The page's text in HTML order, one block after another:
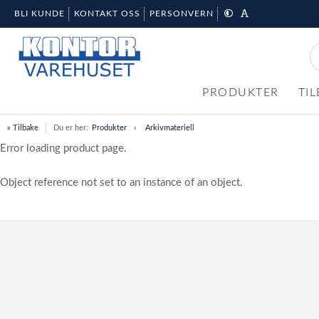
BLI KUNDE KONTAKT OSS PERSONVERN
PRODUKTER
« Tilbake Du er her: Produkter Arkivmateriell
Error loading product page.
Object reference not set to an instance of an object.